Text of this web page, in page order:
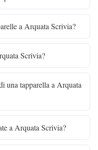
a Arquata Scrivia?
Scrivia?
una tapparella a Arquata
a Arquata Scrivia?